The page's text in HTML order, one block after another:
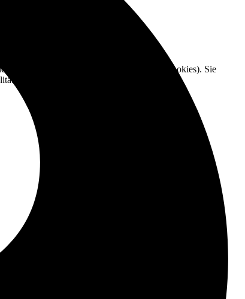
Nutzererfahrung zu verbessern (Tracking Cookies). Sie
der Seite zur Verfügung stehen.